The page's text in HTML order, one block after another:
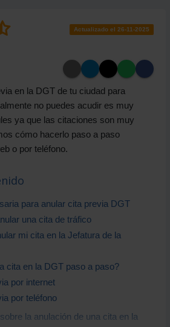
Actualizado el 26-11-2025
en la DGT de tu ciudad para
no puedes acudir es muy
ya que las citaciones son muy
cómo hacerlo paso a paso
o por teléfono.
para anular cita previa DGT
una cita de tráfico
mi cita en la Jefatura de la
cita en la DGT paso a paso?
por internet
por teléfono
la anulación de una cita en la